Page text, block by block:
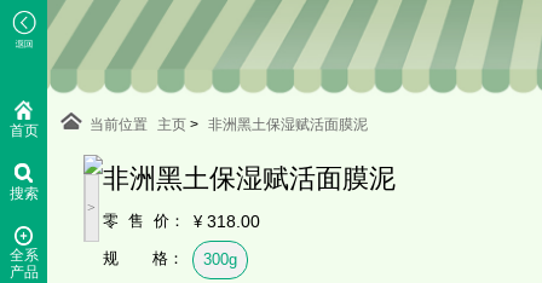
首页
搜索
全系
产品
当前位置 主页 > 非洲黑土保湿赋活面膜泥
<
>
非洲黑土保湿赋活面膜泥
零 售 价： ¥ 318.00
规 格： 300g